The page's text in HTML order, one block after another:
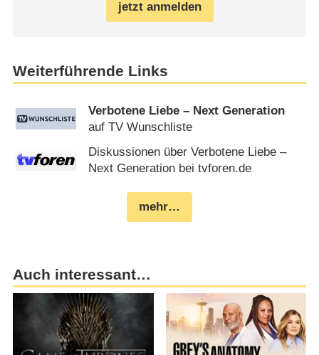
jetzt anmelden
Weiterführende Links
Verbotene Liebe – Next Generation
auf TV Wunschliste
Diskussionen über Verbotene Liebe –
Next Generation bei tvforen.de
mehr…
Auch interessant…